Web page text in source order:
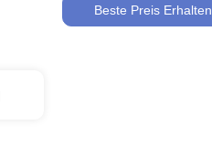
Beste Preis Erhalten